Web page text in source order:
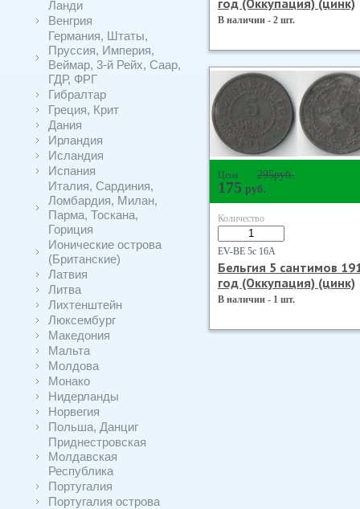
Ланди
Венгрия
Германия, Штаты,
Пруссия, Империя,
Веймар, 3-й Рейх, Саар,
ГДР, ФРГ
Гибралтар
Греция, Крит
Дания
Ирландия
Исландия
Испания
Италия, Сардиния,
Ломбардия, Милан,
Парма, Тоскана,
Гориция
Ионические острова
(Британские)
Латвия
Литва
Лихтенштейн
Люксембург
Македония
Мальта
Молдова
Монако
Нидерланды
Норвегия
Польша, Данциг
Приднестровская
Молдавская
Республика
Португалия
Португалия острова
год (Оккупация) (цинк)
В наличии - 2 шт.
Цена 295руб.
175 руб.
Количество
EV-BE 5с 16А
Бельгия 5 сантимов
год (Оккупация) (цинк)
В наличии - 1 шт.